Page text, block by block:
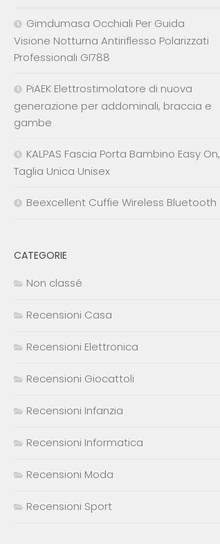
Gimdumasa Occhiali Per Guida
Visione Notturna Antiriflesso Polarizzati
Professionali GI788
PiAEK Elettrostimolatore di nuova
generazione per addominali, braccia e
gambe
KALPAS Fascia Porta Bambino Easy On,
Taglia Unica Unisex
Beexcellent Cuffie Wireless Bluetooth
CATEGORIE
Non classé
Recensioni Casa
Recensioni Elettronica
Recensioni Giocattoli
Recensioni Infanzia
Recensioni Informatica
Recensioni Moda
Recensioni Sport